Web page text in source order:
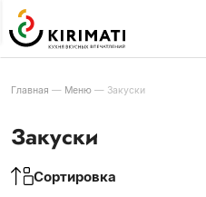
Главная — Меню — Закуски
Закуски
Сортировка